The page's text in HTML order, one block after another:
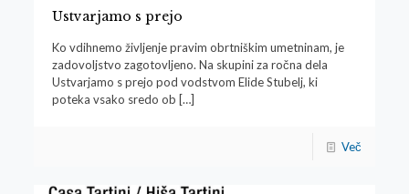
Ustvarjamo s prejo
Ko vdihnemo življenje pravim obrtniškim umetninam, je
zadovoljstvo zagotovljeno. Na skupini za ročna dela
Ustvarjamo s prejo pod vodstvom Elide Stubelj, ki
poteka vsako sredo ob […]
Več